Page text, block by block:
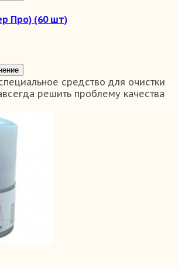
Про) (60 шт)
средство для очистки
решить проблему качества